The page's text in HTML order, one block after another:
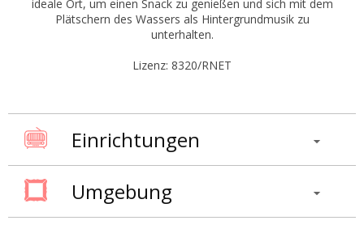
ideale Ort, um einen Snack zu genießen und sich mit dem
Plätschern des Wassers als Hintergrundmusik zu
unterhalten.
Lizenz: 8320/RNET
Einrichtungen
Umgebung